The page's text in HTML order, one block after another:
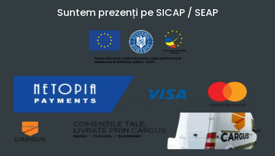
Suntem prezenți pe SICAP / SEAP